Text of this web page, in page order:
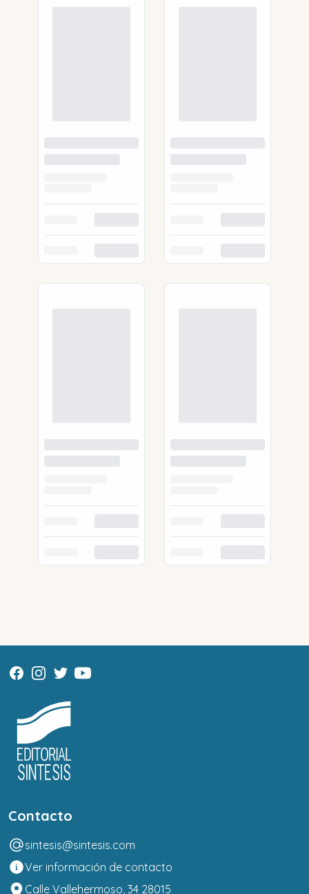
Contacto
sintesis@sintesis.com
Ver información de contacto
Calle Vallehermoso, 34 28015